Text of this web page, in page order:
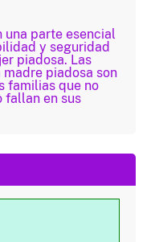
una parte esencial
y seguridad
piadosa. Las
piadosa son
familias que no
fallan en sus